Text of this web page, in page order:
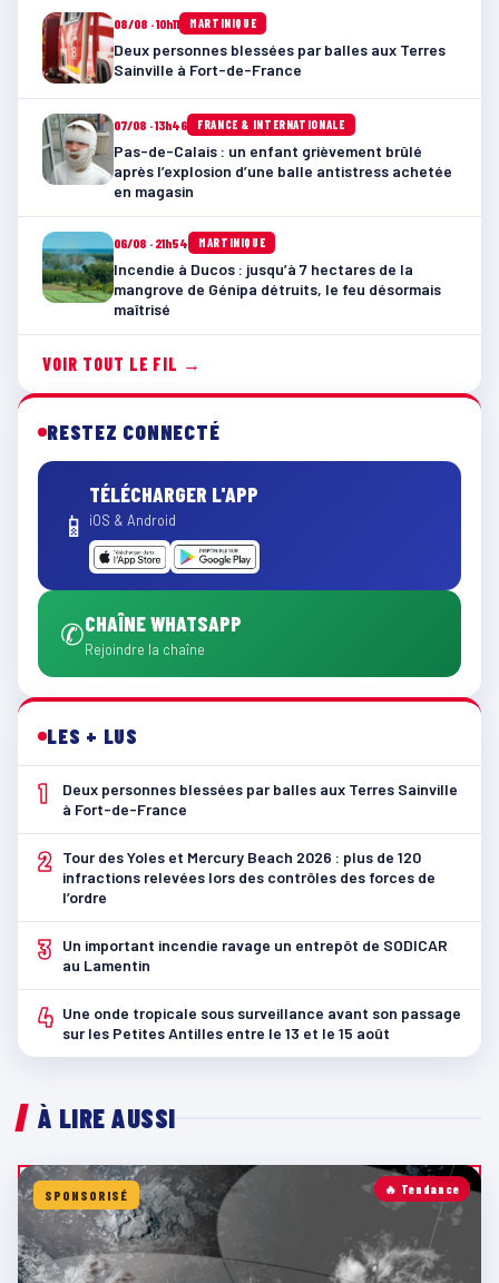
08/08 · 10h11 MARTINIQUE
Deux personnes blessées par balles aux Terres
Sainville à Fort-de-France
07/08 · 13h46 FRANCE & INTERNATIONALE
Pas-de-Calais : un enfant grièvement brûlé
après l’explosion d’une balle antistress achetée
en magasin
06/08 · 21h54 MARTINIQUE
Incendie à Ducos : jusqu’à 7 hectares de la
mangrove de Génipa détruits, le feu désormais
maîtrisé
VOIR TOUT LE FIL →
RESTEZ CONNECTÉ
📱
TÉLÉCHARGER L'APP
iOS & Android
✆CHAÎNE WHATSAPP
Rejoindre la chaîne
LES + LUS
1
Deux personnes blessées par balles aux Terres Sainville
à Fort-de-France
2
Tour des Yoles et Mercury Beach 2026 : plus de 120
infractions relevées lors des contrôles des forces de
l’ordre
3
Un important incendie ravage un entrepôt de SODICAR
au Lamentin
4 Une onde tropicale sous surveillance avant son passage
sur les Petites Antilles entre le 13 et le 15 août
À LIRE AUSSI
🔥 Tendance
SPONSORISÉ